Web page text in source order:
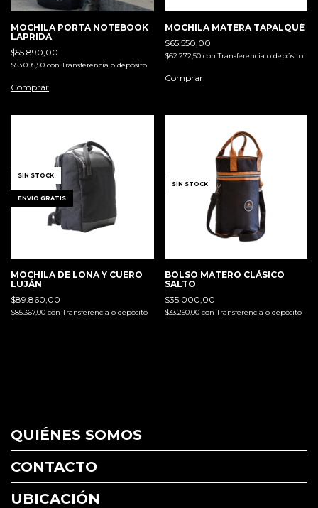
MOCHILA PORTA NOTEBOOK
LAPRIDA
$55.890,00
$53.095,50 con Transferencia o depósito
MOCHILA MATERA TAPALQUÉ
$65.550,00
$62.272,50 con Transferencia o depósito
SIN STOCK
ENVÍO GRATIS
MOCHILA DE LONA Y CUERO
LUJÁN
$89.860,00
$85.367,00 con Transferencia o depósito
SIN STOCK
BOLSO MATERO CLÁSICO
SALTO
$35.000,00
$33.250,00 con Transferencia o depósito
QUIÉNES SOMOS
CONTACTO
UBICACIÓN